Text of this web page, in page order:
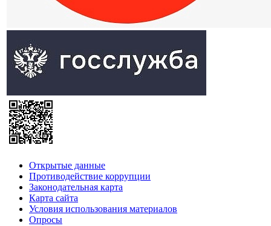
Открытые данные
Противодействие коррупции
Законодательная карта
Карта сайта
Условия использования материалов
Опросы